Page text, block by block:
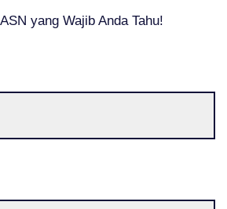
yang Wajib Anda Tahu!